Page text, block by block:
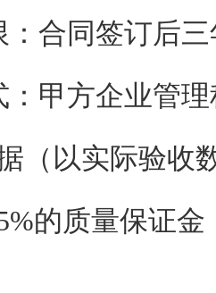
合同签订后三
甲方企业管
（以实际验收
的质量保证